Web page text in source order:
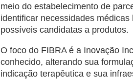
meio do estabelecimento de
identificar necessidades
possíveis candidatas a produtos.
O foco do FIBRA é a Inovação
conhecido, alterando sua
indicação terapêutica e sua